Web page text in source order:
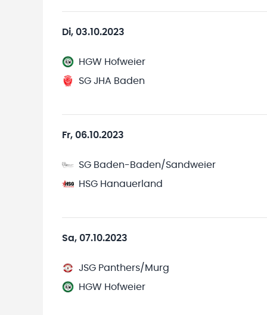
Di, 03.10.2023
HGW Hofweier
SG JHA Baden
Fr, 06.10.2023
SG Baden-Baden/Sandweier
HSG Hanauerland
Sa, 07.10.2023
JSG Panthers/Murg
HGW Hofweier